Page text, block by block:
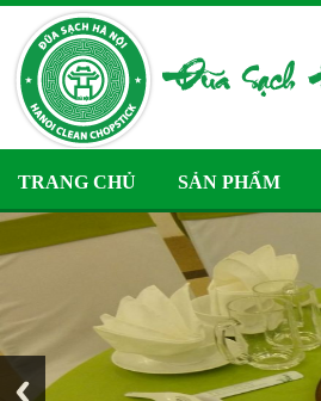
TRANG CHỦ SẢN PHẨM